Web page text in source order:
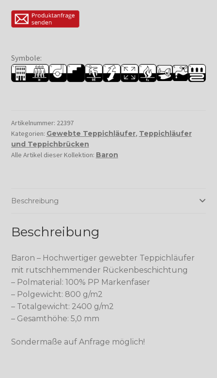
Symbole:
Artikelnummer: 22397
Kategorien: Gewebte Teppichläufer, Teppichläufer
und Teppichbrücken
Alle Artikel dieser Kollektion: Baron
Beschreibung
Beschreibung
Baron – Hochwertiger gewebter Teppichläufer
mit rutschhemmender Rückenbeschichtung
– Polmaterial: 100% PP Markenfaser
– Polgewicht: 800 g/m2
– Totalgewicht: 2400 g/m2
– Gesamthöhe: 5,0 mm
Sondermaße auf Anfrage möglich!